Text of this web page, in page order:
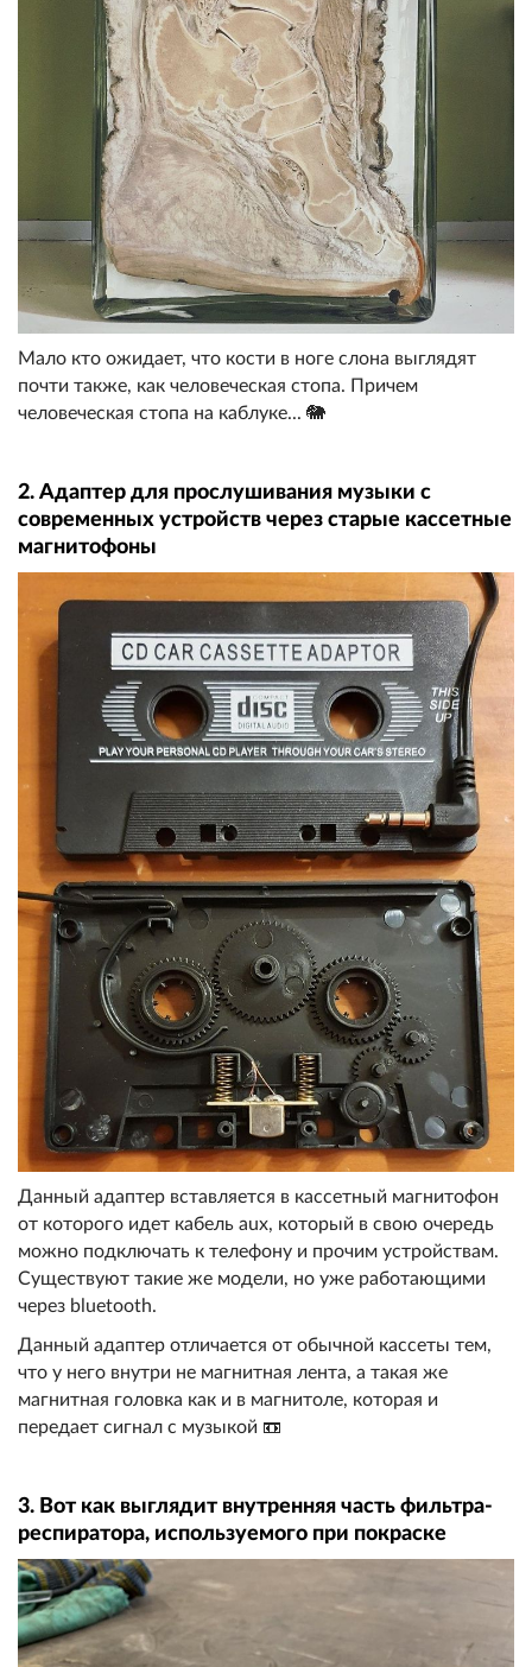
Мало кто ожидает, что кости в ноге слона выглядят
почти также, как человеческая стопа. Причем
человеческая стопа на каблуке... 🐘
2. Адаптер для прослушивания музыки с
современных устройств через старые кассетные
магнитофоны
Данный адаптер вставляется в кассетный магнитофон
от которого идет кабель aux, который в свою очередь
можно подключать к телефону и прочим устройствам.
Существуют такие же модели, но уже работающими
через bluetooth.
Данный адаптер отличается от обычной кассеты тем,
что у него внутри не магнитная лента, а такая же
магнитная головка как и в магнитоле, которая и
передает сигнал с музыкой 📼
3. Вот как выглядит внутренняя часть фильтра-
респиратора, используемого при покраске